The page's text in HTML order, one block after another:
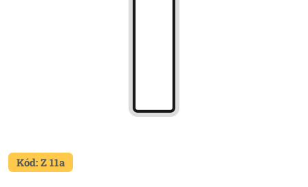
Kód: Z 11a